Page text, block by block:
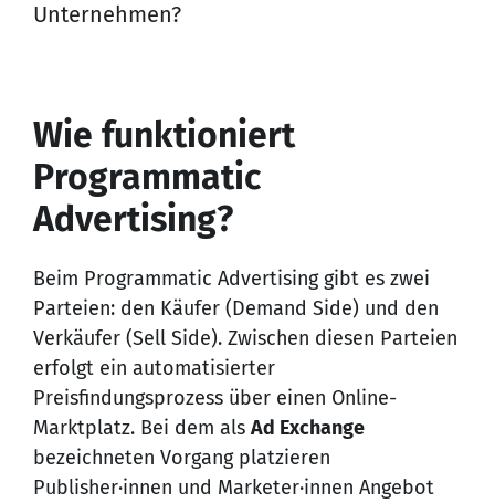
Unternehmen?
Wie funktioniert
Programmatic
Advertising?
Beim Programmatic Advertising gibt es zwei
Parteien: den Käufer (Demand Side) und den
Verkäufer (Sell Side). Zwischen diesen Parteien
erfolgt ein automatisierter
Preisfindungsprozess über einen Online-
Marktplatz. Bei dem als Ad Exchange
bezeichneten Vorgang platzieren
Publisher·innen und Marketer·innen Angebot